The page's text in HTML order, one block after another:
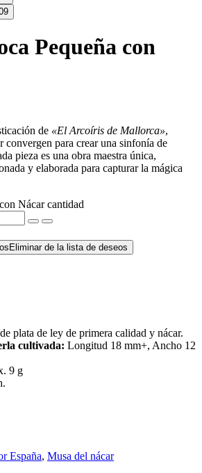
Pequeña con
de «El Arcoíris de Mallorca»,
convergen para crear una sinfonía de
pieza es una obra maestra única,
y elaborada para capturar la mágica
Nácar cantidad
Eliminar de la lista de deseos
plata de ley de primera calidad y nácar.
cultivada: Longitud 18 mm+, Ancho 12
9 g
España, Musa del nácar